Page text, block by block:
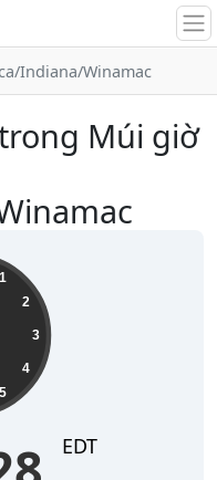
Indiana/Winamac
Múi giờ
1
2
3
4
5
EDT